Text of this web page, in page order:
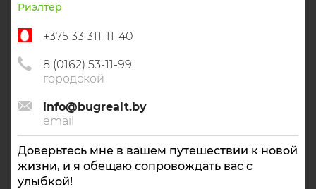
Риэлтер
+375 33 311-11-40
8 (0162) 53-11-99
городской
info@bugrealt.by
email
Доверьтесь мне в вашем путешествии к новой
жизни, и я обещаю сопровождать вас с
улыбкой!